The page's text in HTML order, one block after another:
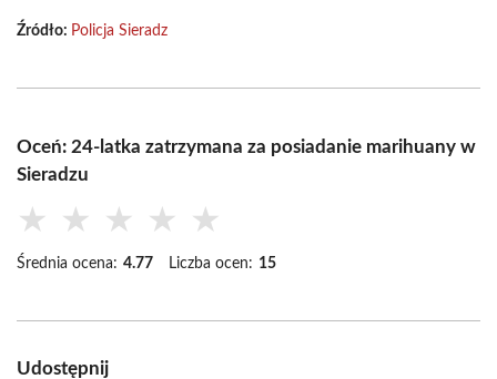
Źródło: Policja Sieradz
Oceń: 24-latka zatrzymana za posiadanie marihuany w
Sieradzu
★ ★ ★ ★ ★
Średnia ocena: 4.77 Liczba ocen: 15
Udostępnij